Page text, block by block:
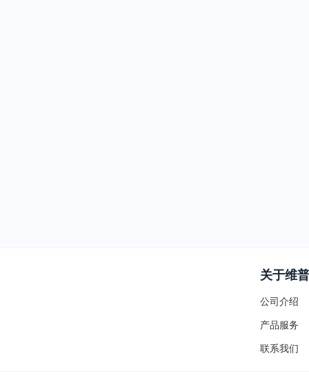
关于维普
公司介绍
产品服务
联系我们